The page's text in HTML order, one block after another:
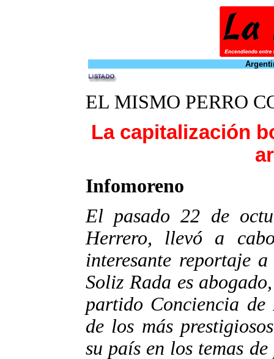
EL MISMO PERRO
La capitalización
Infomoreno
El pasado 22 de
Herrero, llevó a
interesante reportaje
Soliz Rada es
partido Conciencia
de los más
su país en los temas